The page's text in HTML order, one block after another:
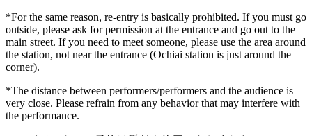
*For the same reason, re-entry is basically prohibited. If you must go
outside, please ask for permission at the entrance and go out to the
main street. If you need to meet someone, please use the area around
the station, not near the entrance (Ochiai station is just around the
corner).
*The distance between performers/performers and the audience is
very close. Please refrain from any behavior that may interfere with
the performance.